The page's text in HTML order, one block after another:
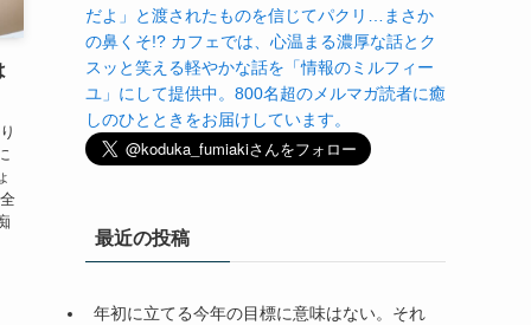
だよ」と渡されたものを信じてパクリ…まさか
の鼻くそ!? カフェでは、心温まる濃厚な話とク
スッと笑える軽やかな話を「情報のミルフィー
ユ」にして提供中。800名超のメルマガ読者に癒
しのひとときをお届けしています。
最近の投稿
年初に立てる今年の目標に意味はない。それ